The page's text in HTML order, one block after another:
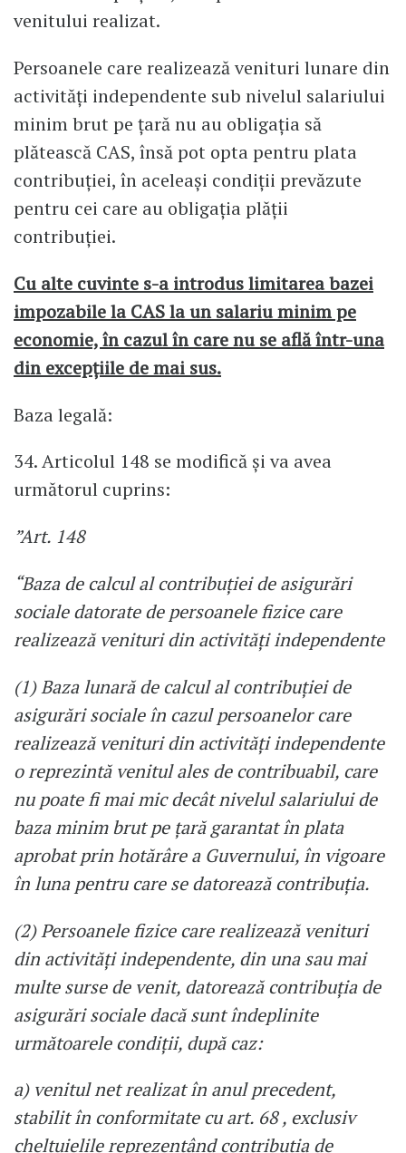
venitului realizat.
Persoanele care realizează venituri lunare din
activităţi independente sub nivelul salariului
minim brut pe ţară nu au obligaţia să
plătească CAS, însă pot opta pentru plata
contribuţiei, în aceleaşi condiţii prevăzute
pentru cei care au obligaţia plăţii
contribuţiei.
Cu alte cuvinte s-a introdus limitarea bazei
impozabile la CAS la un salariu minim pe
economie, în cazul în care nu se află într-una
din excepţiile de mai sus.
Baza legală:
34. Articolul 148 se modifică şi va avea
următorul cuprins:
”Art. 148
“Baza de calcul al contribuţiei de asigurări
sociale datorate de persoanele fizice care
realizează venituri din activităţi independente
(1) Baza lunară de calcul al contribuţiei de
asigurări sociale în cazul persoanelor care
realizează venituri din activităţi independente
o reprezintă venitul ales de contribuabil, care
nu poate fi mai mic decât nivelul salariului de
baza minim brut pe ţară garantat în plata
aprobat prin hotărâre a Guvernului, în vigoare
în luna pentru care se datorează contribuţia.
(2) Persoanele fizice care realizează venituri
din activităţi independente, din una sau mai
multe surse de venit, datorează contribuţia de
asigurări sociale dacă sunt îndeplinite
următoarele condiţii, după caz:
a) venitul net realizat în anul precedent,
stabilit în conformitate cu art. 68 , exclusiv
cheltuielile reprezentând contribuţia de